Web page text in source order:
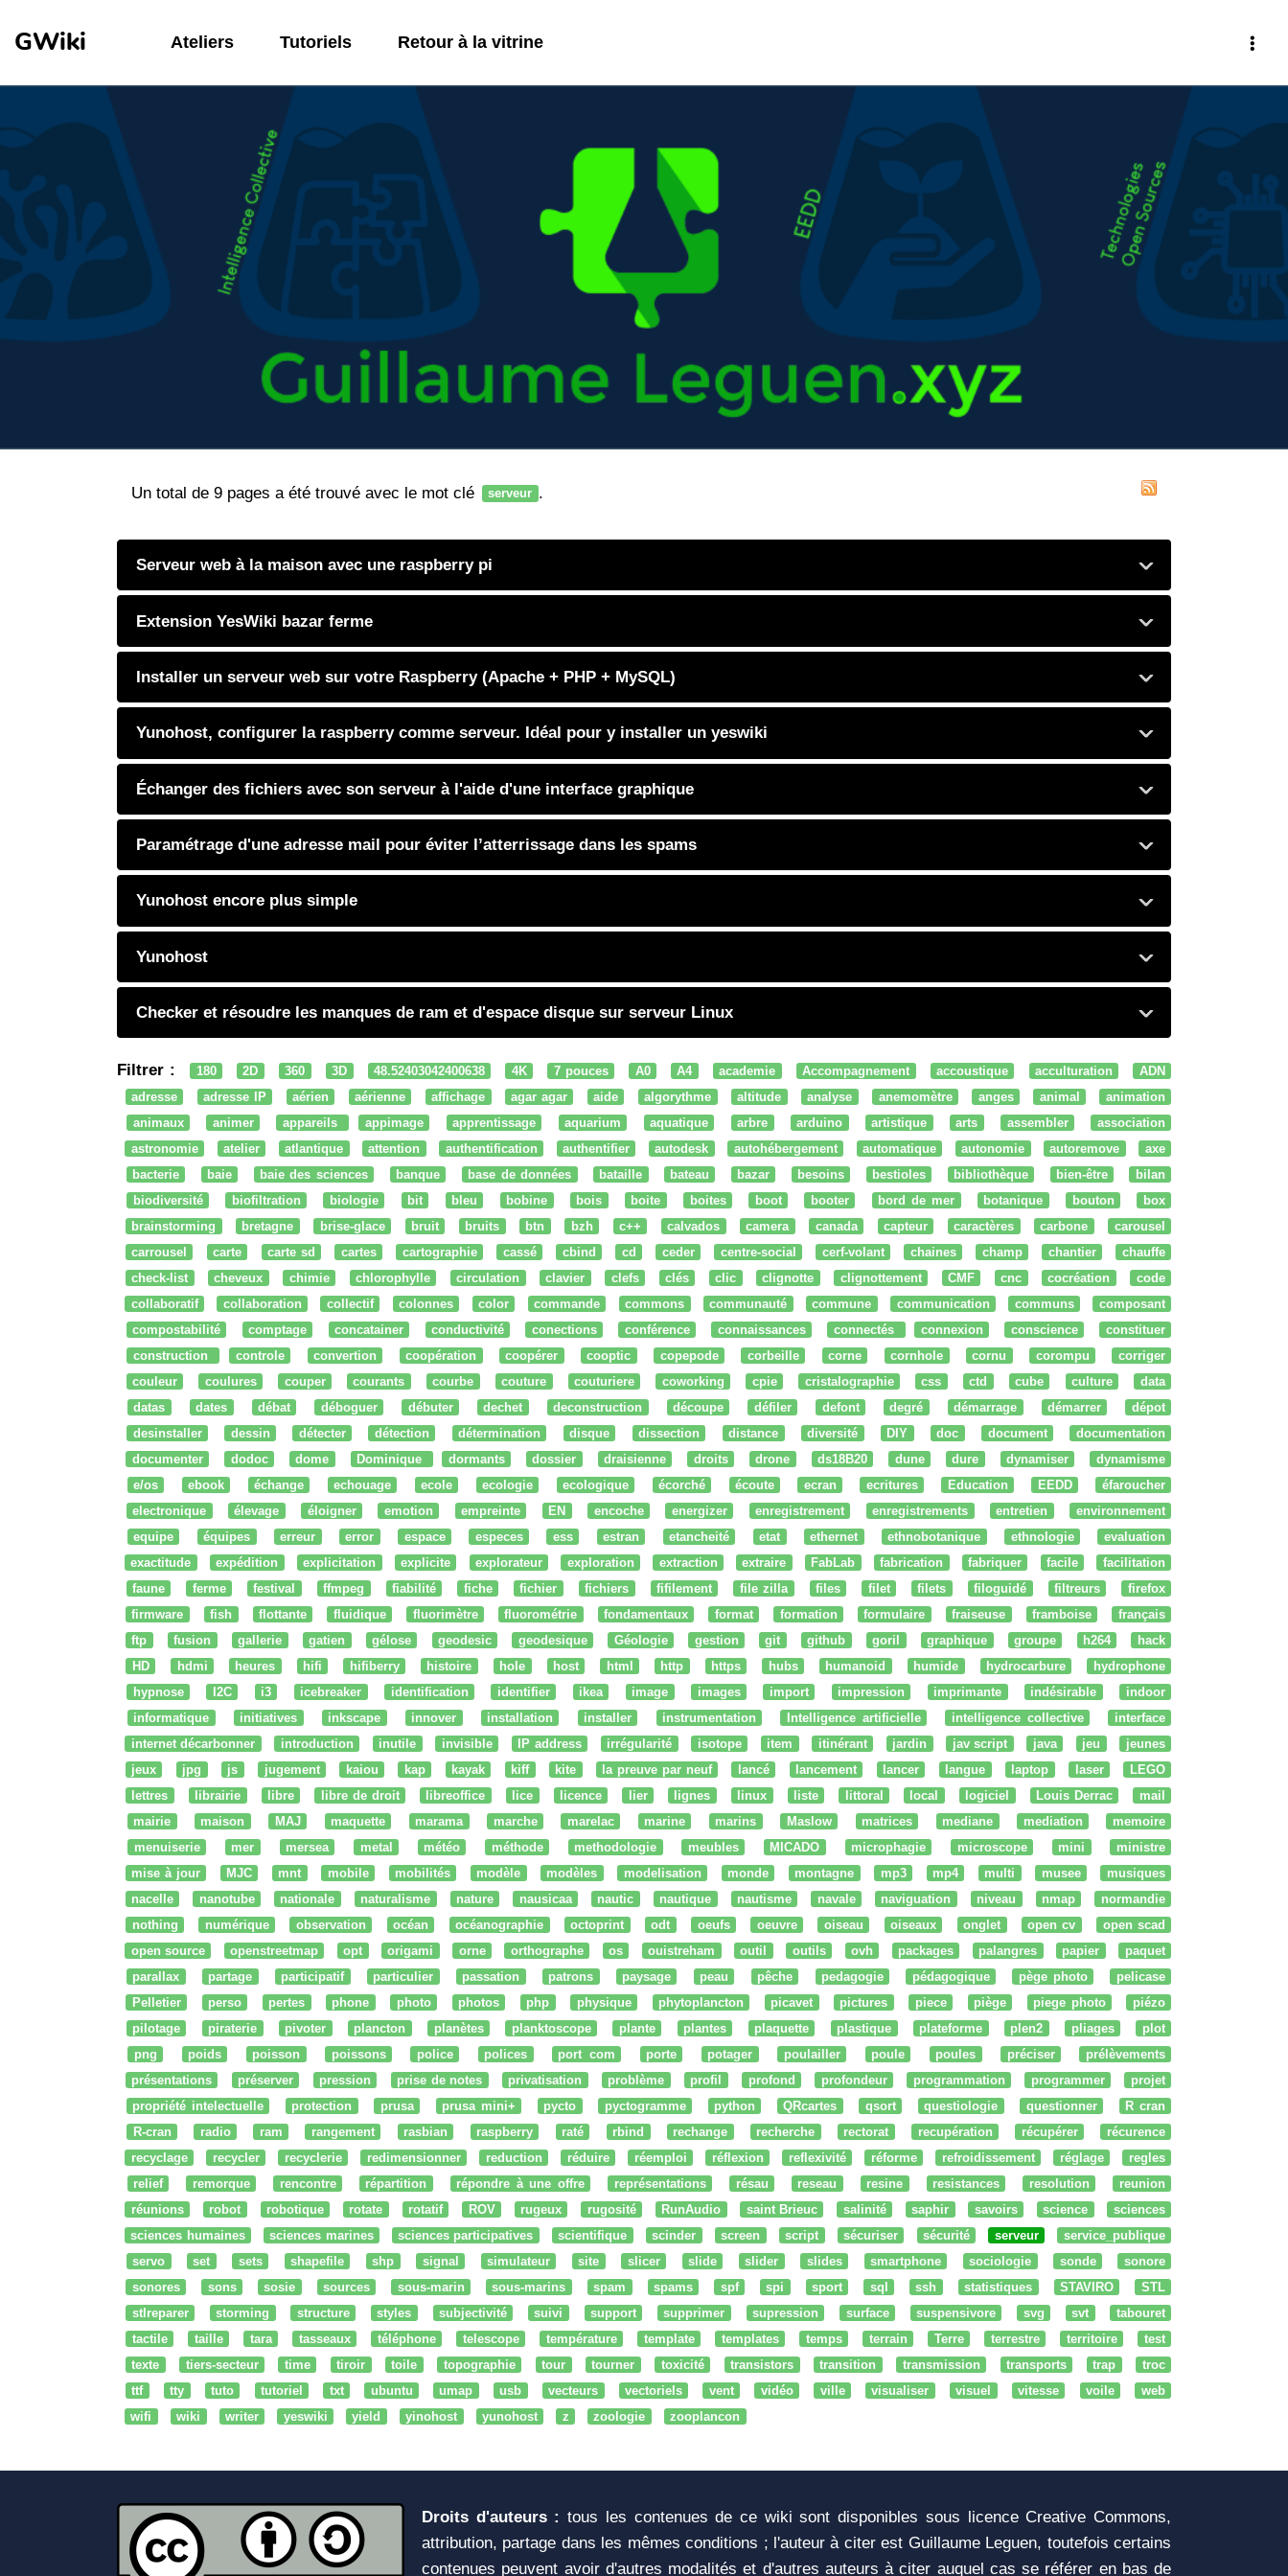
GWiki Ateliers Tutoriels Retour à la vitrine
Un total de 9 pages a été trouvé avec le mot clé serveur .
Serveur web à la maison avec une raspberry pi
Extension YesWiki bazar ferme
Installer un serveur web sur votre Raspberry (Apache + PHP + MySQL)
Yunohost, configurer la raspberry comme serveur. Idéal pour y installer un yeswiki
Échanger des fichiers avec son serveur à l'aide d'une interface graphique
Paramétrage d'une adresse mail pour éviter l’atterrissage dans les spams
Yunohost encore plus simple
Yunohost
Checker et résoudre les manques de ram et d'espace disque sur serveur Linux
Filtrer : 180 2D 360 3D 48.52403042400638 4K 7 pouces A0 A4 academie Accompagnement accoustique acculturation
ADN
adresse
adresse IP aérien aérienne affichage agar agar aide algorythme altitude analyse anemomètre anges animal
animation
animaux
animer appareils appimage apprentissage aquarium aquatique arbre arduino artistique arts assembler
association
astronomie
atelier atlantique attention authentification authentifier autodesk autohébergement automatique autonomie autoremove
axe
bacterie
baie baie des sciences banque base de données bataille bateau bazar besoins bestioles bibliothèque bien-être
bilan
biodiversité
biofiltration biologie bit bleu bobine bois boite boites boot booter bord de mer botanique bouton
box
brainstorming
bretagne brise-glace bruit bruits btn bzh c++ calvados camera canada capteur caractères carbone
carousel
carrousel
carte carte sd cartes cartographie cassé cbind cd ceder centre-social cerf-volant chaines champ chantier
chauffe
check-list
cheveux chimie chlorophylle circulation clavier clefs clés clic clignotte clignottement CMF cnc cocréation
code
collaboratif
collaboration collectif colonnes color commande commons communauté commune communication communs
composant
compostabilité
comptage concatainer conductivité conections conférence connaissances connectés connexion conscience
constituer
construction
controle convertion coopération coopérer cooptic copepode corbeille corne cornhole cornu corompu
corriger
couleur
coulures couper courants courbe couture couturiere coworking cpie cristalographie css ctd cube culture
data
datas
dates débat déboguer débuter dechet deconstruction découpe défiler defont degré démarrage démarrer
dépot
desinstaller
dessin détecter détection détermination disque dissection distance diversité DIY doc document
documentation
documenter
dodoc dome Dominique dormants dossier draisienne droits drone ds18B20 dune dure dynamiser
dynamisme
e/os
ebook échange echouage ecole ecologie ecologique écorché écoute ecran ecritures Education EEDD
éfaroucher
electronique
élevage éloigner emotion empreinte EN encoche energizer enregistrement enregistrements entretien
environnement
equipe
équipes erreur error espace especes ess estran etancheité etat ethernet ethnobotanique ethnologie
evaluation
exactitude
expédition explicitation explicite explorateur exploration extraction extraire FabLab fabrication fabriquer facile
facilitation
faune
ferme festival ffmpeg fiabilité fiche fichier fichiers fifilement file zilla files filet filets filoguidé filtreurs
firefox
firmware
fish flottante fluidique fluorimètre fluorométrie fondamentaux format formation formulaire fraiseuse framboise
français
ftp
fusion gallerie gatien gélose geodesic geodesique Géologie gestion git github goril graphique groupe h264
hack
HD
hdmi heures hifi hifiberry histoire hole host html http https hubs humanoid humide hydrocarbure
hydrophone
hypnose
I2C i3 icebreaker identification identifier ikea image images import impression imprimante indésirable
indoor
informatique
initiatives inkscape innover installation installer instrumentation Intelligence artificielle intelligence collective
interface
internet décarbonner
introduction inutile invisible IP address irrégularité isotope item itinérant jardin jav script java jeu
jeunes
jeux
jpg js jugement kaiou kap kayak kiff kite la preuve par neuf lancé lancement lancer langue laptop laser
LEGO
lettres
librairie libre libre de droit libreoffice lice licence lier lignes linux liste littoral local logiciel Louis Derrac
mail
mairie
maison MAJ maquette marama marche marelac marine marins Maslow matrices mediane mediation
memoire
menuiserie
mer mersea metal météo méthode methodologie meubles MICADO microphagie microscope mini
ministre
mise à jour
MJC mnt mobile mobilités modèle modèles modelisation monde montagne mp3 mp4 multi musee
musiques
nacelle
nanotube nationale naturalisme nature nausicaa nautic nautique nautisme navale naviguation niveau nmap
normandie
nothing
numérique observation océan océanographie octoprint odt oeufs oeuvre oiseau oiseaux onglet open cv
open scad
open source
openstreetmap opt origami orne orthographe os ouistreham outil outils ovh packages palangres papier
paquet
parallax
partage participatif particulier passation patrons paysage peau pêche pedagogie pédagogique pège photo
pelicase
Pelletier
perso pertes phone photo photos php physique phytoplancton picavet pictures piece piège piege photo
piézo
pilotage
piraterie pivoter plancton planètes planktoscope plante plantes plaquette plastique plateforme plen2 pliages
plot
png
poids poisson poissons police polices port com porte potager poulailler poule poules préciser
prélèvements
présentations
préserver pression prise de notes privatisation problème profil profond profondeur programmation programmer
projet
propriété intelectuelle
protection prusa prusa mini+ pycto pyctogramme python QRcartes qsort questiologie questionner
R cran
R-cran
radio ram rangement rasbian raspberry raté rbind rechange recherche rectorat recupération récupérer
récurence
recyclage
recycler recyclerie redimensionner reduction réduire réemploi réflexion reflexivité réforme refroidissement réglage
regles
relief
remorque rencontre répartition répondre à une offre représentations résau reseau resine resistances resolution
reunion
réunions
robot robotique rotate rotatif ROV rugeux rugosité RunAudio saint Brieuc salinité saphir savoirs science
sciences
sciences humaines
sciences marines sciences participatives scientifique scinder screen script sécuriser sécurité serveur
service_publique
servo
set sets shapefile shp signal simulateur site slicer slide slider slides smartphone sociologie sonde
sonore
sonores
sons sosie sources sous-marin sous-marins spam spams spf spi sport sql ssh statistiques STAVIRO
STL
stlreparer
storming structure styles subjectivité suivi support supprimer supression surface suspensivore svg svt
tabouret
tactile
taille tara tasseaux téléphone telescope température template templates temps terrain Terre terrestre territoire
test
texte
tiers-secteur time tiroir toile topographie tour tourner toxicité transistors transition transmission transports trap
troc
ttf
tty tuto tutoriel txt ubuntu umap usb vecteurs vectoriels vent vidéo ville visualiser visuel vitesse voile
web
wifi
wiki writer yeswiki yield yinohost yunohost z zoologie zooplancon
Droits d'auteurs : tous les contenues de ce wiki sont disponibles sous licence Creative Commons,
attribution, partage dans les mêmes conditions ; l'auteur à citer est Guillaume Leguen, toutefois certains
contenues peuvent avoir d'autres modalités et d'autres auteurs à citer auquel cas se référer en bas de